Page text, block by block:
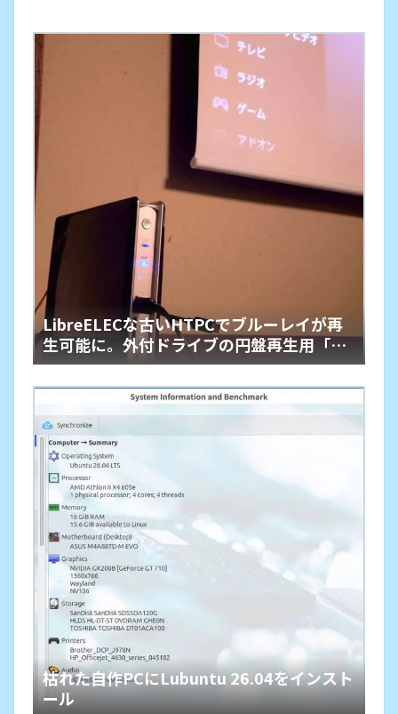
LibreELECな古いHTPCでブルーレイが再
生可能に。外付ドライブの円盤再生用「艦
橋」という余生
枯れた自作PCにLubuntu 26.04をインスト
ール